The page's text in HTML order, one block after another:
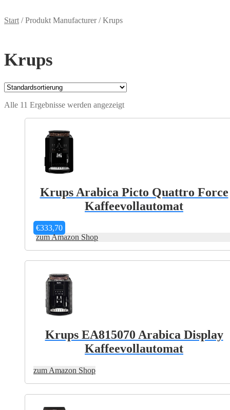
Start /Produkt Manufacturer/Krups
Krups
Alle 11 Ergebnisse werden angezeigt
Krups Arabica Picto Quattro Force
Kaffeevollautomat
€333,70
zum Amazon Shop
Krups EA815070 Arabica Display
Kaffeevollautomat
zum Amazon Shop